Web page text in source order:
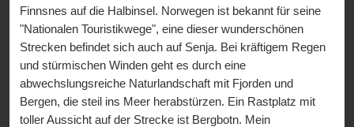
Finnsnes auf die Halbinsel. Norwegen ist bekannt für seine
"Nationalen Touristikwege", eine dieser wunderschönen
Strecken befindet sich auch auf Senja. Bei kräftigem Regen
und stürmischen Winden geht es durch eine
abwechslungsreiche Naturlandschaft mit Fjorden und
Bergen, die steil ins Meer herabstürzen. Ein Rastplatz mit
toller Aussicht auf der Strecke ist Bergbotn. Mein